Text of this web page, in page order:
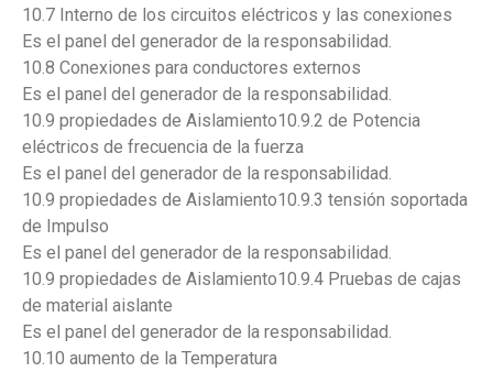
10.7 Interno de los circuitos eléctricos y las conexiones
Es el panel del generador de la responsabilidad.
10.8 Conexiones para conductores externos
Es el panel del generador de la responsabilidad.
10.9 propiedades de Aislamiento10.9.2 de Potencia
eléctricos de frecuencia de la fuerza
Es el panel del generador de la responsabilidad.
10.9 propiedades de Aislamiento10.9.3 tensión soportada
de Impulso
Es el panel del generador de la responsabilidad.
10.9 propiedades de Aislamiento10.9.4 Pruebas de cajas
de material aislante
Es el panel del generador de la responsabilidad.
10.10 aumento de la Temperatura